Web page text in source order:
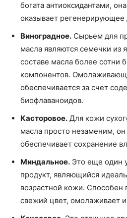
богата антиоксидантами,
оказывает регенерирующее
Виноградное. Сырьем для
масла являются семечки из
составе масла более сотни
компонентов.
обеспечивается за счет
биофлаваноидов.
Касторовое. Для кожи
масла просто незаменим, он
обеспечивает сохранение
Миндальное. Это еще один
продукт, являющийся
возрастной кожи. Способен
свежий цвет, омолаживает и